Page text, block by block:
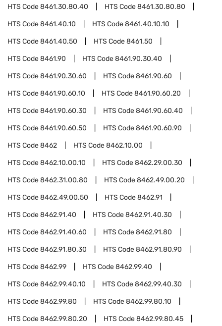
HTS Code8461.30.80.40 HTS Code8461.30.80.80
HTS Code8461.40.10 HTS Code8461.40.10.10
HTS Code8461.40.50 HTS Code8461.50
HTS Code8461.90 HTS Code8461.90.30.40
HTS Code8461.90.30.60 HTS Code8461.90.60
HTS Code8461.90.60.10 HTS Code8461.90.60.20
HTS Code8461.90.60.30 HTS Code8461.90.60.40
HTS Code8461.90.60.50 HTS Code8461.90.60.90
HTS Code8462 HTS Code8462.10.00
HTS Code8462.10.00.10 HTS Code8462.29.00.30
HTS Code8462.31.00.80 HTS Code8462.49.00.20
HTS Code8462.49.00.50 HTS Code8462.91
HTS Code8462.91.40 HTS Code8462.91.40.30
HTS Code8462.91.40.60 HTS Code8462.91.80
HTS Code8462.91.80.30 HTS Code8462.91.80.90
HTS Code8462.99 HTS Code8462.99.40
HTS Code8462.99.40.10 HTS Code8462.99.40.30
HTS Code8462.99.80 HTS Code8462.99.80.10
HTS Code8462.99.80.20 HTS Code8462.99.80.45